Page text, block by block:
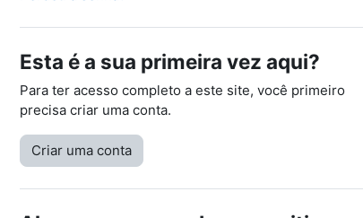
Esta é a sua primeira vez aqui?
Para ter acesso completo a este site, você primeiro
precisa criar uma conta.
Criar uma conta